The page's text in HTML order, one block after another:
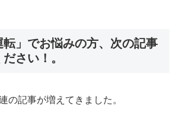
転」でお悩みの方、次の記事
さい！。
の記事が増えてきました。